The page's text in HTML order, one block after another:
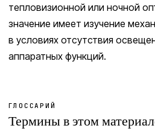
тепловизионной или ночной
значение имеет изучение
в условиях отсутствия
аппаратных функций.
ГЛОССАРИЙ
Термины в этом